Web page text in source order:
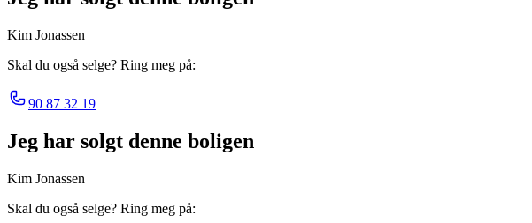
Kim Jonassen
Skal du også selge? Ring meg på:
90 87 32 19
Jeg har solgt denne boligen
Kim Jonassen
Skal du også selge? Ring meg på: